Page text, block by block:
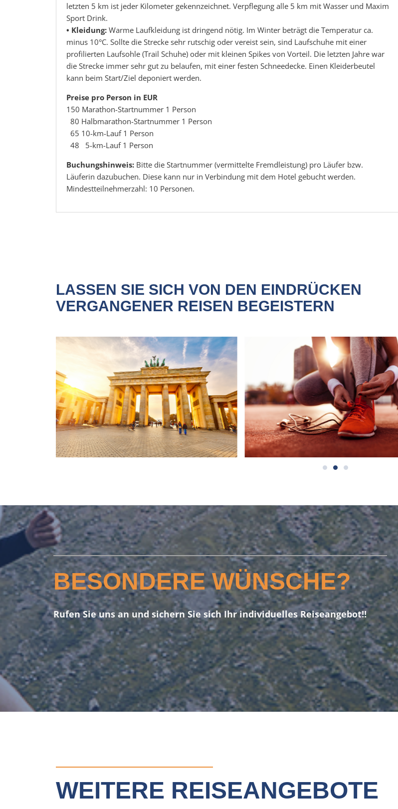
letzten 5 km ist jeder Kilometer gekennzeichnet. Verpflegung alle 5 km mit Wasser und Maxim
Sport Drink.
• Kleidung: Warme Laufkleidung ist dringend nötig. Im Winter beträgt die Temperatur ca.
minus 10°C. Sollte die Strecke sehr rutschig oder vereist sein, sind Laufschuhe mit einer
profilierten Laufsohle (Trail Schuhe) oder mit kleinen Spikes von Vorteil. Die letzten Jahre war
die Strecke immer sehr gut zu belaufen, mit einer festen Schneedecke. Einen Kleiderbeutel
kann beim Start/Ziel deponiert werden.
Preise pro Person in EUR
150 Marathon-Startnummer 1 Person
80 Halbmarathon-Startnummer 1 Person
65 10-km-Lauf 1 Person
48 5-km-Lauf 1 Person
Buchungshinweis: Bitte die Startnummer (vermittelte Fremdleistung) pro Läufer bzw.
Läuferin dazubuchen. Diese kann nur in Verbindung mit dem Hotel gebucht werden.
Mindestteilnehmerzahl: 10 Personen.
LASSEN SIE SICH VON DEN EINDRÜCKEN
VERGANGENER REISEN BEGEISTERN
BESONDERE WÜNSCHE?
Rufen Sie uns an und sichern Sie sich Ihr individuelles Reiseangebot!!
WEITERE REISEANGEBOTE